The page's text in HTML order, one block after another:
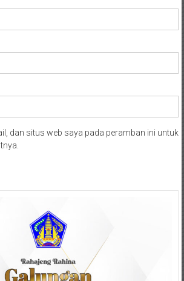
dan situs web saya pada peramban ini untuk